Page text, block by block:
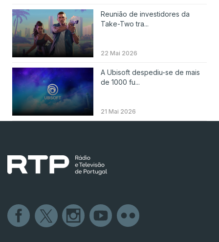
Reunião de investidores da
Take-Two tra...
22 Mai 2026
A Ubisoft despediu-se de mais
de 1000 fu...
21 Mai 2026